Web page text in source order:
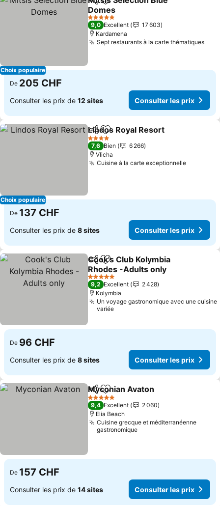
Choix populaire
PartagerAjouter à mes favoris
Domes
Consulter les prix
5 Étoiles
9,0 Excellent
17 603
Kardamena
Sept restaurants à la carte thématiques
De 205 CHF
Consulter les prix de 12 sites Consulter les prix
Choix populaire
PartagerAjouter à mes favoris
Lindos Royal Resort
4 Étoiles
7,6 Bien
6 266
Vlicha
Cuisine à la carte exceptionnelle
De 137 CHF
Consulter les prix de 8 sites Consulter les prix
PartagerAjouter à mes favoris
Cook's Club Kolymbia
Rhodes -Adults only
Consulter les prix
5 Étoiles
9,2 Excellent
2 428
Kolymbia
Un voyage gastronomique avec une cuisine
variée
De 96 CHF
Consulter les prix de 8 sites Consulter les prix
PartagerAjouter à mes favoris
Myconian Avaton
5 Étoiles
9,4 Excellent
2 060
Elia Beach
Cuisine grecque et méditerranéenne
gastronomique
De 157 CHF
Consulter les prix de 14 sites Consulter les prix